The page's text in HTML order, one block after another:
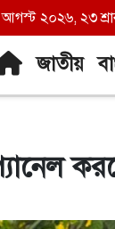
২০২৬, ২৩
জাতীয়